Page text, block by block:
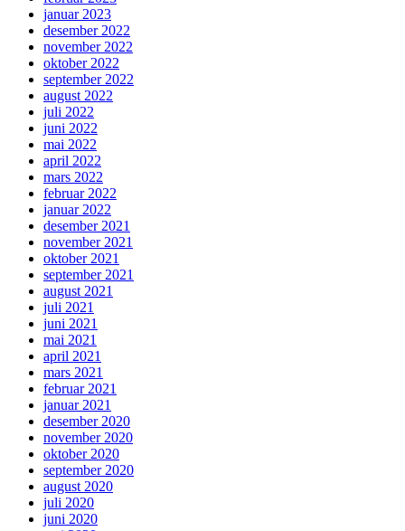
januar 2023
desember 2022
november 2022
oktober 2022
september 2022
august 2022
juli 2022
juni 2022
mai 2022
april 2022
mars 2022
februar 2022
januar 2022
desember 2021
november 2021
oktober 2021
september 2021
august 2021
juli 2021
juni 2021
mai 2021
april 2021
mars 2021
februar 2021
januar 2021
desember 2020
november 2020
oktober 2020
september 2020
august 2020
juli 2020
juni 2020